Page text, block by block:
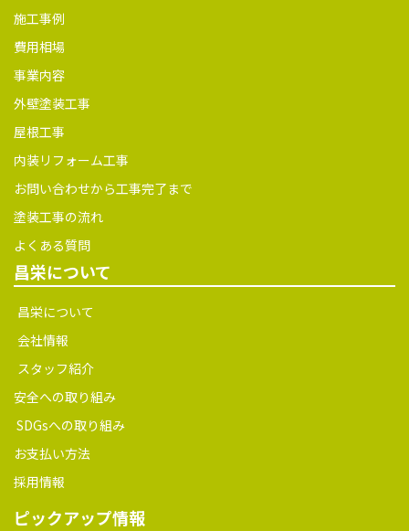
施工事例
費用相場
事業内容
外壁塗装工事
屋根工事
内装リフォーム工事
お問い合わせから工事完了まで
塗装工事の流れ
よくある質問
昌栄について
昌栄について
会社情報
スタッフ紹介
安全への取り組み
SDGsへの取り組み
お支払い方法
採用情報
ピックアップ情報